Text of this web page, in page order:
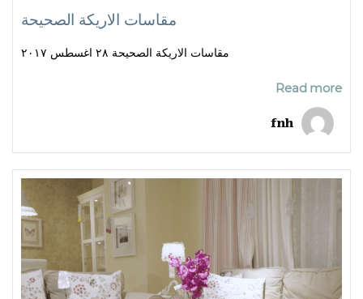
مقاسات الاريكة الصحيحة
مقاسات الاريكة الصحيحة ٢٨ اغسطس ٢٠١٧
Read more
fnh